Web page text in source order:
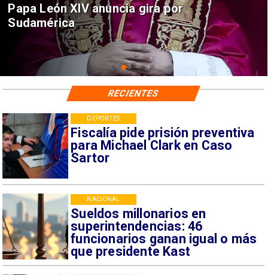
Papa León XIV anuncia gira por
Sudamérica
Fiscalía pide prisión preventiva
para Michael Clark en Caso
Sartor
DEPORTES
Sueldos millonarios en
superintendencias: 46
funcionarios ganan igual o más
que presidente Kast
NACIONAL
RECIENTES